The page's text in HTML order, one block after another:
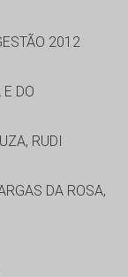
2012
DO
RUDI
DA ROSA,